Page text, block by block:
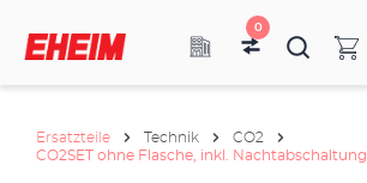
0
Ersatzteile Technik
CO2
CO2SET ohne Flasche, inkl. Nachtabschaltung